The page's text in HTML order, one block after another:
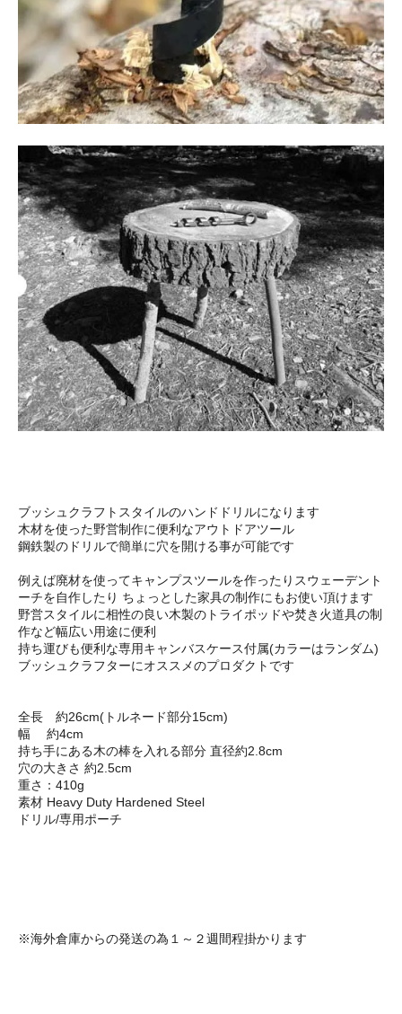
ブッシュクラフトスタイルのハンドドリルになります
木材を使った野営制作に便利なアウトドアツール
鋼鉄製のドリルで簡単に穴を開ける事が可能です
例えば廃材を使ってキャンプスツールを作ったりスウェーデント
ーチを自作したり ちょっとした家具の制作にもお使い頂けます
野営スタイルに相性の良い木製のトライポッドや焚き火道具の制
作など幅広い用途に便利
持ち運びも便利な専用キャンバスケース付属(カラーはランダム)
ブッシュクラフターにオススメのプロダクトです
全長 約26cm(トルネード部分15cm)
幅 約4cm
持ち手にある木の棒を入れる部分 直径約2.8cm
穴の大きさ 約2.5cm
重さ：410g
素材 Heavy Duty Hardened Steel
ドリル/専用ポーチ
※海外倉庫からの発送の為１～２週間程掛かります